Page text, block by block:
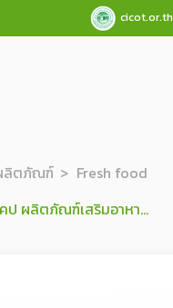
cicot.or.th
ลิตภัณฑ์
Fresh food
ตภัณฑ์เสริมอาหาร ชนิดแคปซูลนิ่ม